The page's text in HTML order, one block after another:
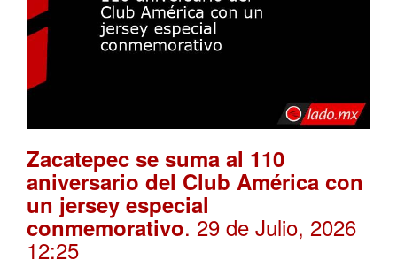
Zacatepec se suma al 110
aniversario del Club América con
un jersey especial
conmemorativo. 29 de Julio, 2026
12:25